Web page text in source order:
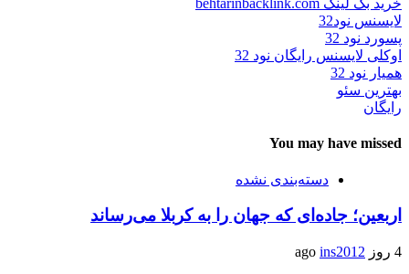
لایسنس نود32
پسورد نود 32
اوکلی لایسنس رایگان نود 32
همیار نود 32
بهترین سئو
رایگان
You may have missed
دسته‌بندی نشده
اربعین؛ جاده‌ای که جهان را به کربلا می‌رساند
4 روز ago ins2012